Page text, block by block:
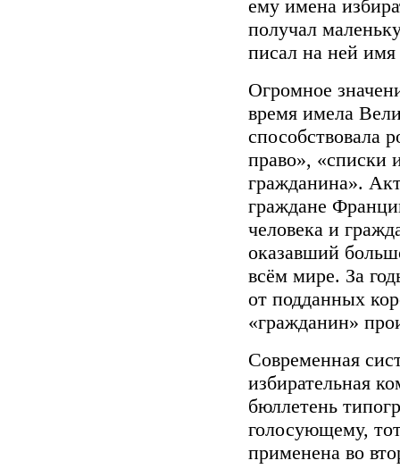
ему имена
получал
писал на ней имя
Огромное
время имела
способствовала
право», «списки
гражданина».
граждане
человека и
оказавший
всём мире. За
от подданных
«гражданин»
Современная
избирательная
бюллетень
голосующему,
применена во